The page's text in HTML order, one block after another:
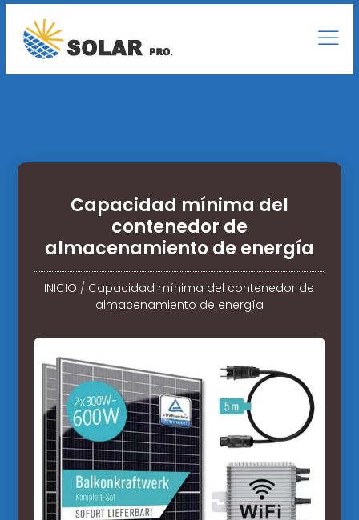
Capacidad mínima del
contenedor de
almacenamiento de energía
INICIO / Capacidad mínima del contenedor de
almacenamiento de energía